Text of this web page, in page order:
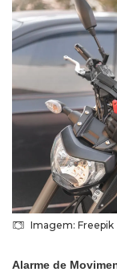
Imagem: Freepik
Alarme de